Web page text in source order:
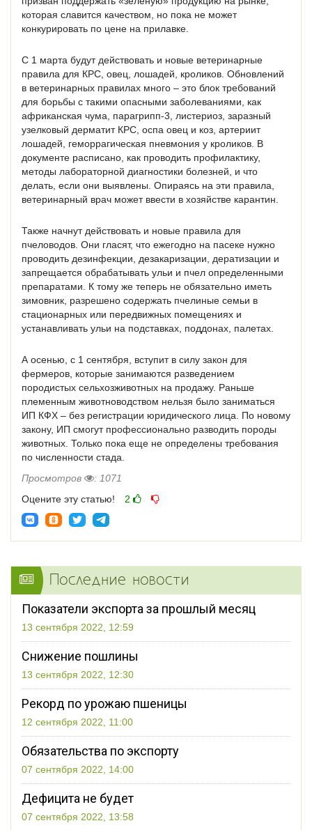
которая славится качеством, но пока не может
конкурировать по цене на прилавке.
С 1 марта будут действовать и новые ветеринарные
правила для КРС, овец, лошадей, кроликов. Обновлений
в ветеринарных правилах много – это блок требований
для борьбы с такими опасными заболеваниями, как
африканская чума, парагрипп-3, листериоз, заразный
узелковый дерматит КРС, оспа овец и коз, артериит
лошадей, геморрагическая пневмония у кроликов. В
документе расписано, как проводить профилактику,
методы лабораторной диагностики болезней, и что
делать, если они выявлены. Опираясь на эти правила,
ветеринарный врач может ввести в хозяйстве карантин.
Также начнут действовать и новые правила для
пчеловодов. Они гласят, что ежегодно на пасеке нужно
проводить дезинфекции, дезакаризации, дератизации и
запрещается обрабатывать ульи и пчел определенными
препаратами. К тому же теперь не обязательно иметь
зимовник, разрешено содержать пчелиные семьи в
стационарных или передвижных помещениях и
устанавливать ульи на подставках, поддонах, палетах.
А осенью, с 1 сентября, вступит в силу закон для
фермеров, которые занимаются разведением
породистых сельхозживотных на продажу. Раньше
племенным животноводством нельзя было заниматься
ИП КФХ – без регистрации юридического лица. По новому
закону, ИП смогут профессионально разводить породы
животных. Только пока еще не определены требования
по численности стада.
Просмотров
: 1071
Оцените эту статью!
2
Последние новости
Показатели экспорта за прошлый месяц
13 сентября 2022, 12:59
Снижение пошлины
13 сентября 2022, 12:30
Рекорд по урожаю пшеницы
12 сентября 2022, 11:00
Обязательства по экспорту
07 сентября 2022, 14:00
Дефицита не будет
07 сентября 2022, 13:58